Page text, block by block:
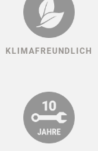
KLIMAFREUNDLICH